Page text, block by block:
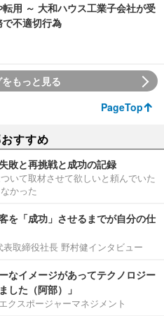
用 ～ 大和ハウス工業子会社が受
不適切行為
もっと見る
PageTop
すすめ
敗と再挑戦と成功の記録
いて取材させて欲しいと頼んでいた
かった
を「成功」させるまでが自分の仕
取締役社長 野村健インタビュー
なイメージがあってテクノロジー
した（阿部）」
クスポージャーマネジメント